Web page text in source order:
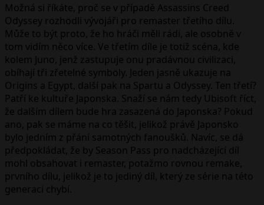
Možná si říkáte, proč se v případě Assassins Creed
Odyssey rozhodli vývojáři pro remaster třetího dílu.
Může to být proto, že ho hráči měli rádi, ale osobně v
tom vidím něco více. Ve třetím díle je totiž scéna, kde
kolem Juno, jenž zastupuje onu pradávnou civilizaci,
obíhají tři zřetelné symboly. Jeden jasně ukazuje na
Origins a Egypt, další pak na Spartu a Odyssey. Ten třetí?
Patří ke kultuře Japonska. Snaží se nám tedy Ubisoft říct,
že dalším dílem bude hra zasazená do Japonska? Pokud
ano, pak se máme na co těšit, jelikož právě Japonsko
bylo jedním z přání samotných fanoušků. Navíc, se dá
předpokládat, že by Season Pass pro nadcházející díl
mohl obsahovat i remaster, potažmo rovnou remake,
prvního dílu, jelikož je to jediný díl, který ze série na této
generaci chybí.